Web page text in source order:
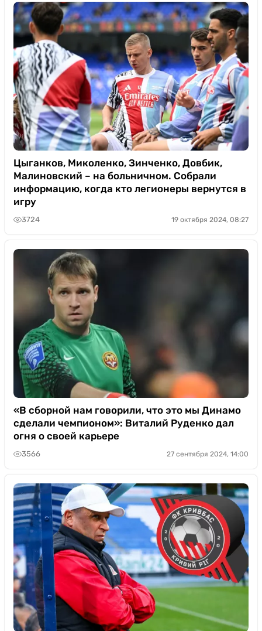
Цыганков, Миколенко, Зинченко, Довбик,
Малиновский – на больничном. Собрали
информацию, когда кто легионеры вернутся в
игру
3724 19 октября 2024, 08:27
«В сборной нам говорили, что это мы Динамо
сделали чемпионом»: Виталий Руденко дал
огня о своей карьере
3566 27 сентября 2024, 14:00